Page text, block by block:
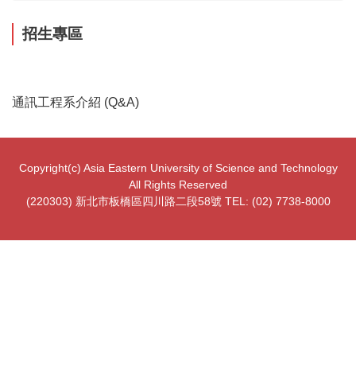
招生專區
通訊工程系介紹 (Q&A)
Copyright(c) Asia Eastern University of Science and Technology
All Rights Reserved
(220303) 新北市板橋區四川路二段58號 TEL: (02) 7738-8000